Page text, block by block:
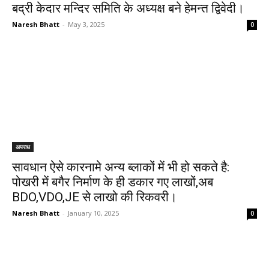
बद्री केदार मन्दिर समिति के अध्यक्ष बने हेमन्त द्विवेदी।
Naresh Bhatt - May 3, 2025 0
अपराध
सावधान ऐसे कारनामे अन्य ब्लाकों में भी हो सकते है:
पोखरी में बगैर निर्माण के ही डकार गए लाखों,अब
BDO,VDO,JE से लाखो की रिकवरी।
Naresh Bhatt - January 10, 2025 0